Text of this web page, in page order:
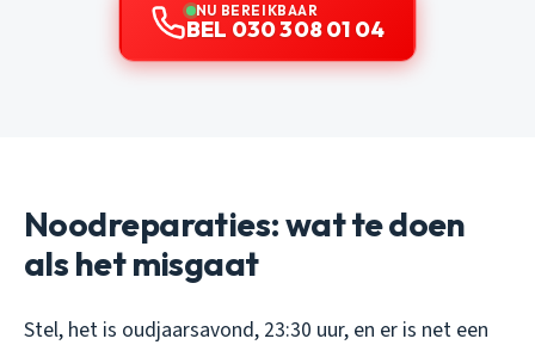
NU BEREIKBAAR
BEL 030 308 01 04
Noodreparaties: wat te doen
als het misgaat
Stel, het is oudjaarsavond, 23:30 uur, en er is net een